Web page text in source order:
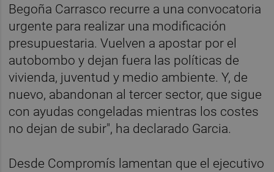
Begoña Carrasco recurre a una convocatoria
urgente para realizar una modificación
presupuestaria. Vuelven a apostar por el
autobombo y dejan fuera las políticas de
vivienda, juventud y medio ambiente. Y, de
nuevo, abandonan al tercer sector, que sigue
con ayudas congeladas mientras los costes
no dejan de subir", ha declarado Garcia.
Desde Compromís lamentan que el ejecutivo